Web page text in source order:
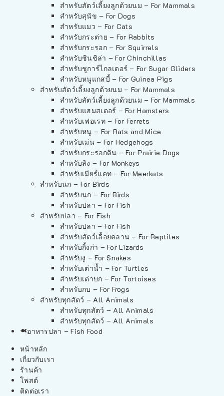
สำหรับสัตว์เลี้ยงลูกด้วยนม – For Mammals
สำหรับสุนัข – For Dogs
สำหรับแมว – For Cats
สำหรับกระต่าย – For Rabbits
สำหรับกระรอก – For Squirrels
สำหรับชินชิล่า – For Chinchillas
สำหรับชูการ์ไกลเดอร์ – For Sugar Gliders
สำหรับหนูแกสบี้ – For Guinea Pigs
สำหรับสัตว์เลี้ยงลูกด้วยนม – For Mammals
สำหรับสัตว์เลี้ยงลูกด้วยนม – For Mammals
สำหรับแฮมสเตอร์ – For Hamsters
สำหรับเฟอเรท – For Ferrets
สำหรับหนู – For Rats and Mice
สำหรับเม่น – For Hedgehogs
สำหรับกระรอกดิน – For Prairie Dogs
สำหรับลิง – For Monkeys
สำหรับเมียร์แคท – For Meerkats
สำหรับนก – For Birds
สำหรับนก – For Birds
สำหรับปลา – For Fish
สำหรับปลา – For Fish
สำหรับปลา – For Fish
สำหรับสัตว์เลื้อยคลาน – For Reptiles
สำหรับกิ้งก่า – For Lizards
สำหรับงู – For Snakes
สำหรับเต่าน้ำ – For Turtles
สำหรับเต่าบก – For Tortoises
สำหรับกบ – For Frogs
สำหรับทุกสัตว์ – All Animals
สำหรับทุกสัตว์ – All Animals
สำหรับทุกสัตว์ – All Animals
อาหารปลา – Fish Food
หน้าหลัก
เกี่ยวกับเรา
ร้านค้า
โพสต์
ติดต่อเรา